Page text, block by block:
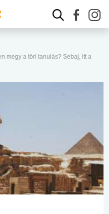
megy a töri tanulás? Sebaj, itt a